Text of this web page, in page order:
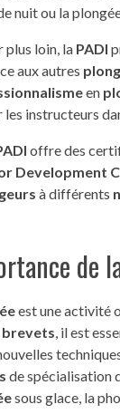
nuit ou la
plus loin, la PADI
aux autres
en
les instructeurs
offre des
Development
à différents
est une activité
brevets , il est
de spécialisation
sous glace, la